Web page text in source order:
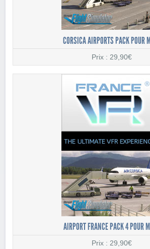
CORSICA AIRPORTS PACK POUR
Prix : 29,90€
AIRPORT FRANCE PACK 4 POUR
Prix : 29,90€